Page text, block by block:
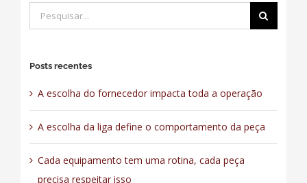
Buscar
resultados
Posts recentes
A escolha do fornecedor impacta toda a operação
A escolha da liga define o comportamento da peça
Cada equipamento tem uma rotina, cada peça
precisa respeitar isso